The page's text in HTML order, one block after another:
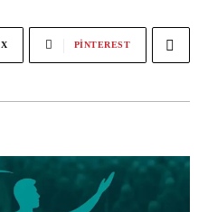
X PINTEREST